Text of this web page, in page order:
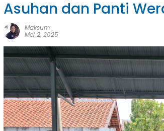
Asuhan dan Panti
Maksum
Mei 2, 2025